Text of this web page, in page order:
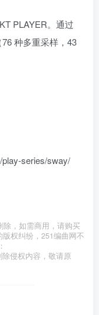
PLAYER。通过
种多重采样，43
series/sway/
除，如需商用，请购买
权纠纷，251编曲网不
侵权内容，敬请原